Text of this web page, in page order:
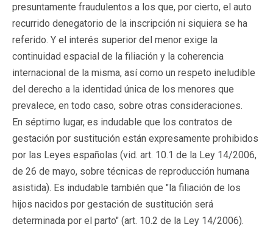
presuntamente fraudulentos a los que, por cierto, el auto
recurrido denegatorio de la inscripción ni siquiera se ha
referido. Y el interés superior del menor exige la
continuidad espacial de la filiación y la coherencia
internacional de la misma, así como un respeto ineludible
del derecho a la identidad única de los menores que
prevalece, en todo caso, sobre otras consideraciones.
En séptimo lugar, es indudable que los contratos de
gestación por sustitución están expresamente prohibidos
por las Leyes españolas (vid. art. 10.1 de la Ley 14/2006,
de 26 de mayo, sobre técnicas de reproducción humana
asistida). Es indudable también que "la filiación de los
hijos nacidos por gestación de sustitución será
determinada por el parto" (art. 10.2 de la Ley 14/2006).